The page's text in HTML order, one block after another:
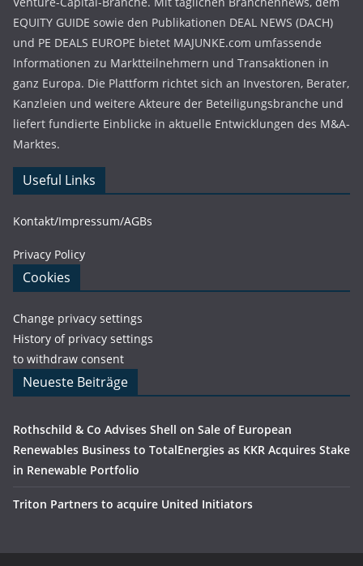
EQUITY GUIDE sowie den Publikationen DEAL NEWS (DACH)
und PE DEALS EUROPE bietet MAJUNKE.com umfassende
Informationen zu Marktteilnehmern und Transaktionen in
ganz Europa. Die Plattform richtet sich an Investoren, Berater,
Kanzleien und weitere Akteure der Beteiligungsbranche und
liefert fundierte Einblicke in aktuelle Entwicklungen des M&A-
Marktes.
Useful Links
Kontakt/Impressum/AGBs
Privacy Policy
Cookies
Change privacy settings
History of privacy settings
to withdraw consent
Neueste Beiträge
Rothschild & Co Advises Shell on Sale of European
Renewables Business to TotalEnergies as KKR Acquires Stake
in Renewable Portfolio
Triton Partners to acquire United Initiators